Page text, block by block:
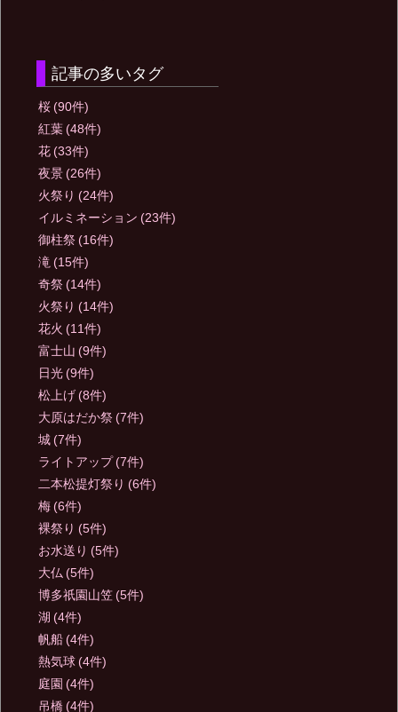
記事の多いタグ
桜 (90件)
紅葉 (48件)
花 (33件)
夜景 (26件)
火祭り (24件)
イルミネーション (23件)
御柱祭 (16件)
滝 (15件)
奇祭 (14件)
火祭り (14件)
花火 (11件)
富士山 (9件)
日光 (9件)
松上げ (8件)
大原はだか祭 (7件)
城 (7件)
ライトアップ (7件)
二本松提灯祭り (6件)
梅 (6件)
裸祭り (5件)
お水送り (5件)
大仏 (5件)
博多祇園山笠 (5件)
湖 (4件)
帆船 (4件)
熱気球 (4件)
庭園 (4件)
吊橋 (4件)